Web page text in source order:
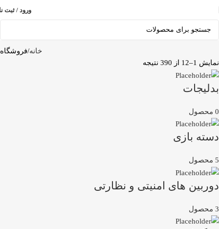
ورود / ثبت
خانه فروشگاه
نمایش 1–12 از 390 نتیجه
بدلیجات
0 محصول
دسته بازی
5 محصول
دوربین های امنیتی و نظارتی
3 محصول